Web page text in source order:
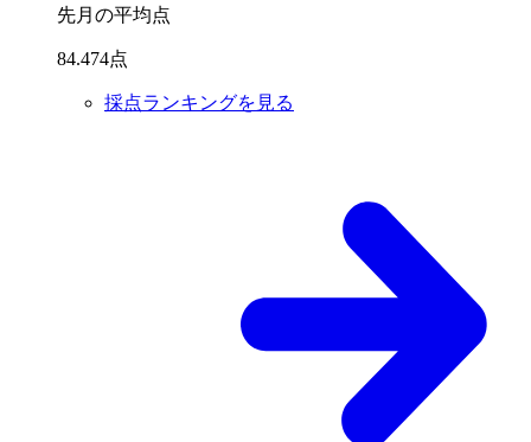
先月の平均点
84.474点
採点ランキングを見る